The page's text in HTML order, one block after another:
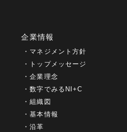
企業情報
マネジメント方針
トップメッセージ
企業理念
数字でみるNI+C
組織図
基本情報
沿革